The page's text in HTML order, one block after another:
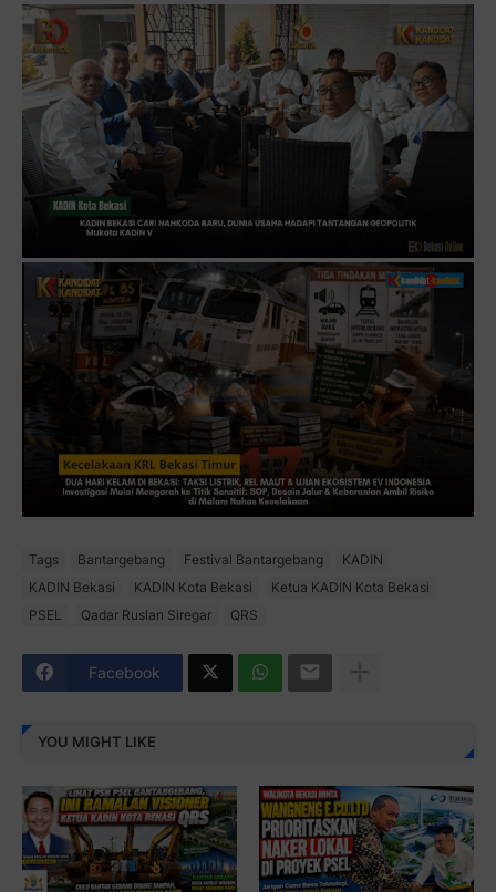
Tags Bantargebang Festival Bantargebang
KADIN
KADIN Bekasi
KADIN Kota Bekasi
Ketua KADIN Kota Bekasi
PSEL
Qadar Ruslan Siregar QRS
Facebook
YOU MIGHT LIKE